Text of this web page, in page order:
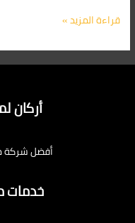
قراءة المزيد »
أركان
أفضل شركة
خدمات